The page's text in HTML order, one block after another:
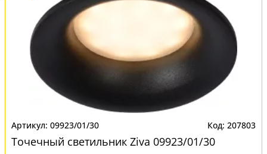
09923/01/30 207803
Точечный светильник Ziva 09923/01/30